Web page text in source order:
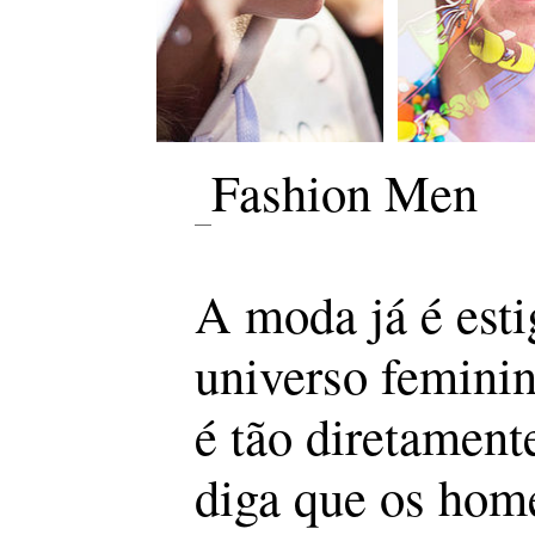
Fashion Men
A moda já é
universo
é tão
diga que os